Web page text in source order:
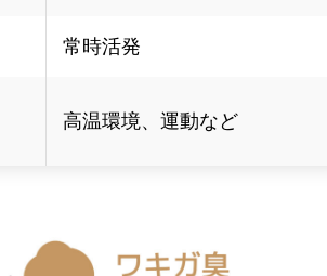
常時活発
高温環境、運動など